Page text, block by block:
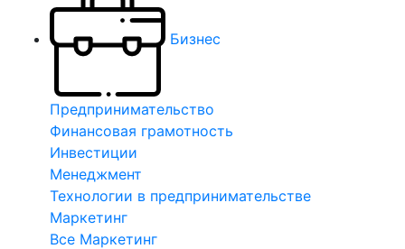
Бизнес
Предпринимательство
Финансовая грамотность
Инвестиции
Менеджмент
Технологии в предпринимательстве
Маркетинг
Все Маркетинг